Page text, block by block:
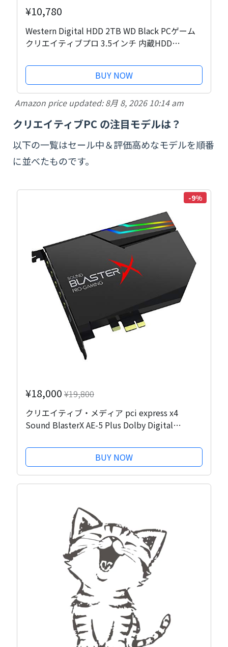
¥10,780
Western Digital HDD 2TB WD Black PCゲーム
クリエイティブプロ 3.5インチ 内蔵HDD
BUY NOW
Amazon price updated:8月 8, 2026 10:14 am
クリエイティブPC の注目モデルは？
以下の一覧はセール中＆評価高めなモデルを順番
に並べたものです。
-9%
¥18,000 ¥19,800
クリエイティブ・メディア pci express x4
Sound BlasterX AE-5 Plus Dolby Digital
パソコン用
BUY NOW